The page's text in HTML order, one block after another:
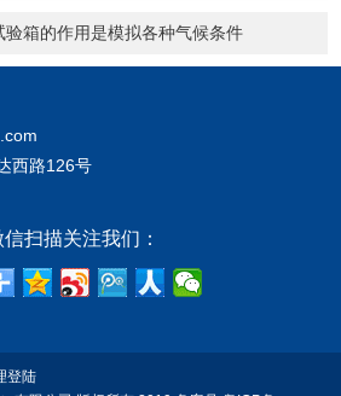
验箱的作用是模拟各种气候条件
西路126号
信扫描关注我们：
登陆